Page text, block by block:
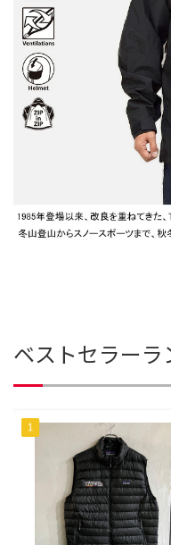
ベストセラーラ